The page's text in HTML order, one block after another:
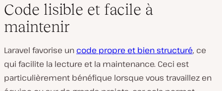
Code lisible et facile à
maintenir
Laravel favorise un code propre et bien structuré, ce
qui facilite la lecture et la maintenance. Ceci est
particulièrement bénéfique lorsque vous travaillez en